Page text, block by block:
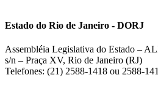
Estado do Rio de Janeiro - DORJ
Assembléia Legislativa do Estado –
s/n – Praça XV, Rio de Janeiro (RJ)
Telefones: (21) 2588-1418 ou 2588-